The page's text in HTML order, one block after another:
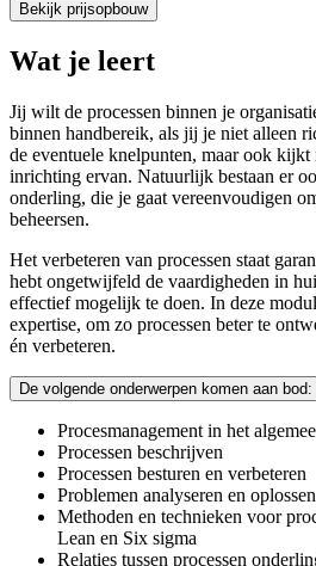
Bekijk prijsopbouw
Wat je leert
Jij wilt de processen binnen je
binnen handbereik, als jij je niet alleen
de eventuele knelpunten, maar ook kijkt
inrichting ervan. Natuurlijk bestaan er
onderling, die je gaat vereenvoudigen
beheersen.
Het verbeteren van processen staat
hebt ongetwijfeld de vaardigheden in
effectief mogelijk te doen. In deze
expertise, om zo processen beter te
én verbeteren.
De volgende onderwerpen komen aan bod:
Procesmanagement in het
Processen beschrijven
Processen besturen en verbeteren
Problemen analyseren en oplossen
Methoden en technieken voor
Lean en Six sigma
Relaties tussen processen